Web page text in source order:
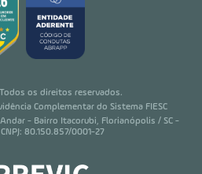
os direitos reservados.
Complementar do Sistema FIESC
- Bairro Itacorubi, Florianópolis / SC -
80.150.857/0001-27